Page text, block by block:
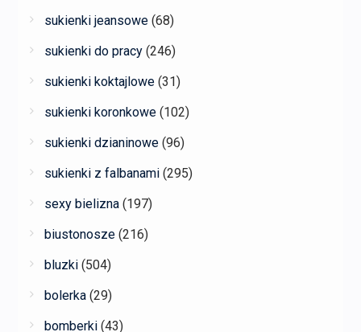
sukienki jeansowe (68)
sukienki do pracy (246)
sukienki koktajlowe (31)
sukienki koronkowe (102)
sukienki dzianinowe (96)
sukienki z falbanami (295)
sexy bielizna (197)
biustonosze (216)
bluzki (504)
bolerka (29)
bomberki (43)